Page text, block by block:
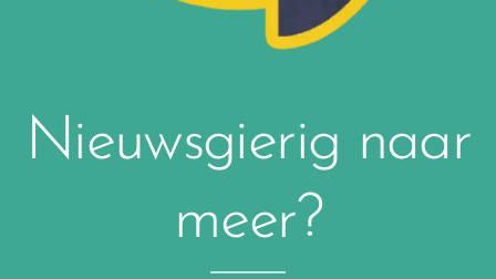
Nieuwsgierig naar
meer?